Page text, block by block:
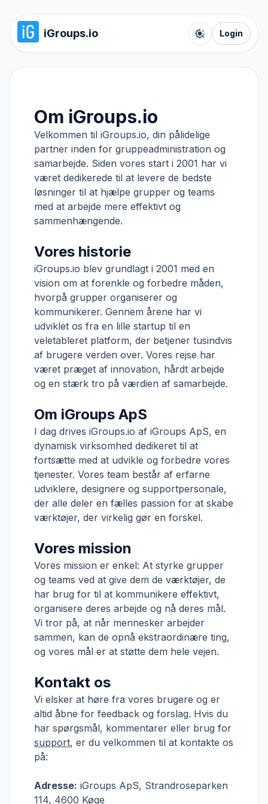
iGroups.io
Toggle color
Login
Om iGroups.io
Velkommen til iGroups.io, din pålidelige
partner inden for gruppeadministration og
samarbejde. Siden vores start i 2001 har vi
været dedikerede til at levere de bedste
løsninger til at hjælpe grupper og teams
med at arbejde mere effektivt og
sammenhængende.
Vores historie
iGroups.io blev grundlagt i 2001 med en
vision om at forenkle og forbedre måden,
hvorpå grupper organiserer og
kommunikerer. Gennem årene har vi
udviklet os fra en lille startup til en
veletableret platform, der betjener tusindvis
af brugere verden over. Vores rejse har
været præget af innovation, hårdt arbejde
og en stærk tro på værdien af samarbejde.
Om iGroups ApS
I dag drives iGroups.io af iGroups ApS, en
dynamisk virksomhed dedikeret til at
fortsætte med at udvikle og forbedre vores
tjenester. Vores team består af erfarne
udviklere, designere og supportpersonale,
der alle deler en fælles passion for at skabe
værktøjer, der virkelig gør en forskel.
Vores mission
Vores mission er enkel: At styrke grupper
og teams ved at give dem de værktøjer, de
har brug for til at kommunikere effektivt,
organisere deres arbejde og nå deres mål.
Vi tror på, at når mennesker arbejder
sammen, kan de opnå ekstraordinære ting,
og vores mål er at støtte dem hele vejen.
Kontakt os
Vi elsker at høre fra vores brugere og er
altid åbne for feedback og forslag. Hvis du
har spørgsmål, kommentarer eller brug for
support, er du velkommen til at kontakte os
på:
Adresse: iGroups ApS, Strandroseparken
114, 4600 Køge